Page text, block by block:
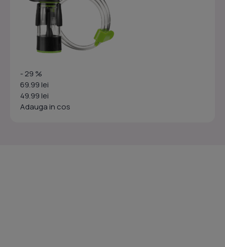
- 29 %
69.99 lei
49.99 lei
Adauga in cos